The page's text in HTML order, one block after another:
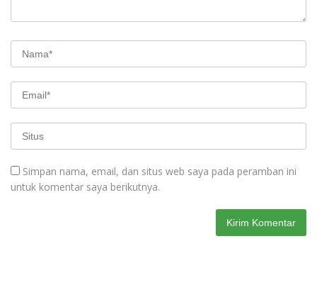
Simpan nama, email, dan situs web saya pada peramban ini
untuk komentar saya berikutnya.